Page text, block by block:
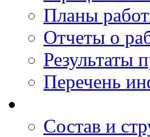
Планы
Отчеты о
Результаты
Перечень
Состав и